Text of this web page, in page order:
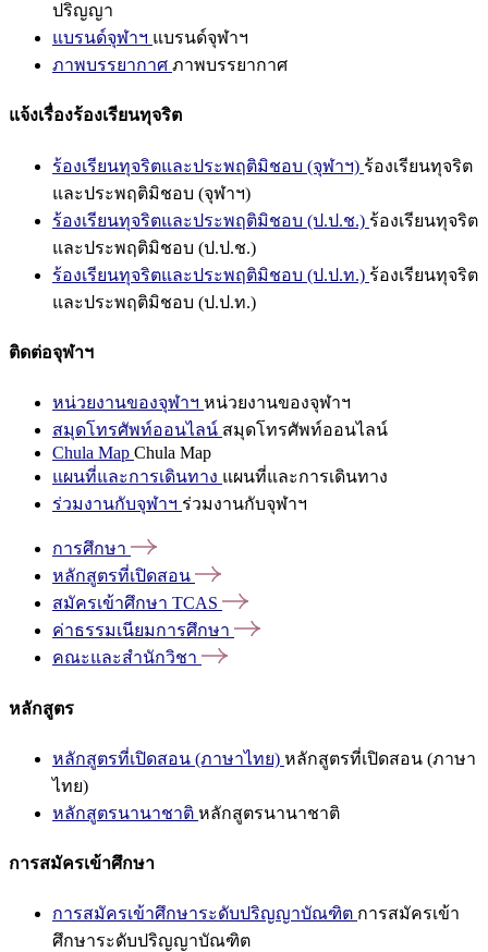
ปริญญา
แบรนด์จุฬาฯ แบรนด์จุฬาฯ
ภาพบรรยากาศ ภาพบรรยากาศ
แจ้งเรื่องร้องเรียนทุจริต
ร้องเรียนทุจริตและประพฤติมิชอบ (จุฬาฯ) ร้องเรียนทุจริต
และประพฤติมิชอบ (จุฬาฯ)
ร้องเรียนทุจริตและประพฤติมิชอบ (ป.ป.ช.) ร้องเรียนทุจริต
และประพฤติมิชอบ (ป.ป.ช.)
ร้องเรียนทุจริตและประพฤติมิชอบ (ป.ป.ท.) ร้องเรียนทุจริต
และประพฤติมิชอบ (ป.ป.ท.)
ติดต่อจุฬาฯ
หน่วยงานของจุฬาฯ หน่วยงานของจุฬาฯ
สมุดโทรศัพท์ออนไลน์ สมุดโทรศัพท์ออนไลน์
Chula Map Chula Map
แผนที่และการเดินทาง แผนที่และการเดินทาง
ร่วมงานกับจุฬาฯ ร่วมงานกับจุฬาฯ
การศึกษา
หลักสูตรที่เปิดสอน
สมัครเข้าศึกษา TCAS
ค่าธรรมเนียมการศึกษา
คณะและสำนักวิชา
หลักสูตร
หลักสูตรที่เปิดสอน (ภาษาไทย) หลักสูตรที่เปิดสอน (ภาษา
ไทย)
หลักสูตรนานาชาติ หลักสูตรนานาชาติ
การสมัครเข้าศึกษา
การสมัครเข้าศึกษาระดับปริญญาบัณฑิต การสมัครเข้า
ศึกษาระดับปริญญาบัณฑิต